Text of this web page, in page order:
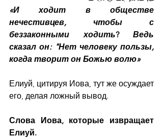
«И ходит в обществе
нечестивцев, чтобы с
беззаконными ходить? Ведь
сказал он: "Нет человеку пользы,
когда творит он Божью волю»
Елиуй, цитируя Иова, тут же осуждает
его, делая ложный вывод.
Слова Иова, которые извращает
Елиуй.